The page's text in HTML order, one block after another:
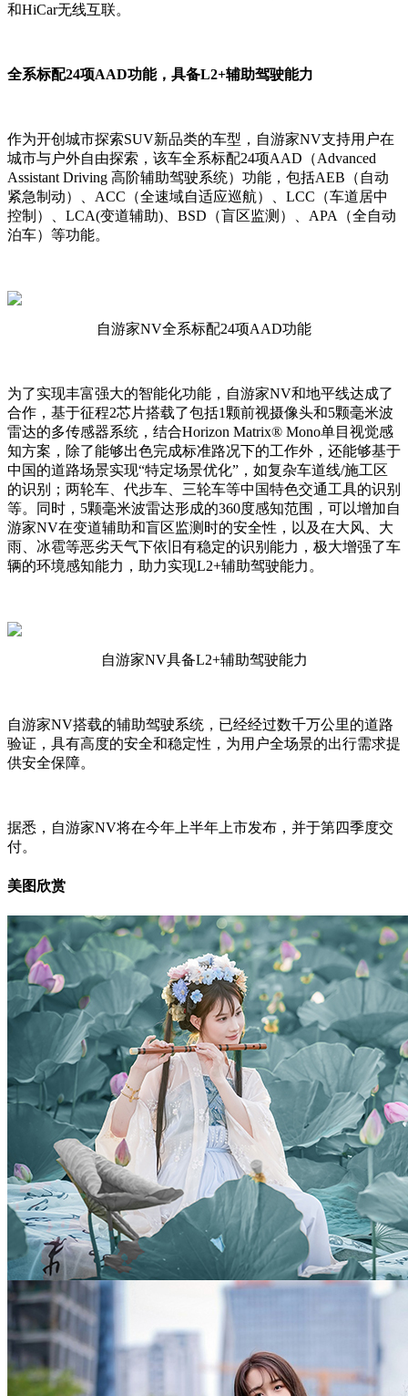
和HiCar无线互联。
全系标配24项AAD功能，具备L2+辅助驾驶能力
作为开创城市探索SUV新品类的车型，自游家NV支持用户在
城市与户外自由探索，该车全系标配24项AAD（Advanced
Assistant Driving 高阶辅助驾驶系统）功能，包括AEB（自动
紧急制动）、ACC（全速域自适应巡航）、LCC（车道居中
控制）、LCA(变道辅助)、BSD（盲区监测）、APA（全自动
泊车）等功能。
自游家NV全系标配24项AAD功能
为了实现丰富强大的智能化功能，自游家NV和地平线达成了
合作，基于征程2芯片搭载了包括1颗前视摄像头和5颗毫米波
雷达的多传感器系统，结合Horizon Matrix® Mono单目视觉感
知方案，除了能够出色完成标准路况下的工作外，还能够基于
中国的道路场景实现“特定场景优化”，如复杂车道线/施工区
的识别；两轮车、代步车、三轮车等中国特色交通工具的识别
等。同时，5颗毫米波雷达形成的360度感知范围，可以增加自
游家NV在变道辅助和盲区监测时的安全性，以及在大风、大
雨、冰雹等恶劣天气下依旧有稳定的识别能力，极大增强了车
辆的环境感知能力，助力实现L2+辅助驾驶能力。
自游家NV具备L2+辅助驾驶能力
自游家NV搭载的辅助驾驶系统，已经经过数千万公里的道路
验证，具有高度的安全和稳定性，为用户全场景的出行需求提
供安全保障。
据悉，自游家NV将在今年上半年上市发布，并于第四季度交
付。
美图欣赏